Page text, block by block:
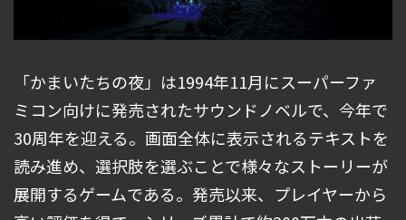
「かまいたちの夜」は1994年11月にスーパーファ
ミコン向けに発売されたサウンドノベルで、今年で
30周年を迎える。画面全体に表示されるテキストを
読み進め、選択肢を選ぶことで様々なストーリーが
展開するゲームである。発売以来、プレイヤーから